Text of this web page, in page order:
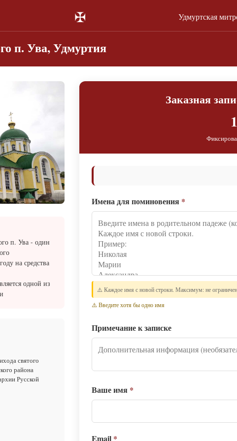
✠ Удмуртская
п. Ува, Удмуртия
п. Ува - один
на средства
одной из
святого
района
Русской
Заказная
Имена для поминовения *
⚠️ Каждое имя с новой строки. Максимум: не
⚠️ Введите хотя бы одно имя
Примечание к записке
Ваше имя *
Email *